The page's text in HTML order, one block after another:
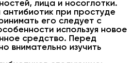
лица и носоглотки.
при простуде
его следует с
используя новое
средство. Перед
внимательно изучить